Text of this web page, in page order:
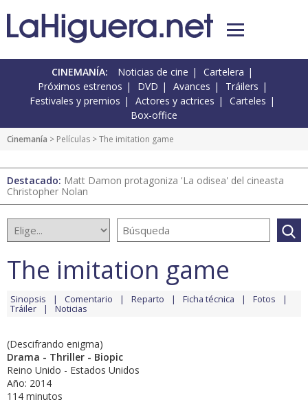
CINEMANÍA: Noticias de cine
Cartelera
Próximos estrenos
DVD Avances
Tráilers
Festivales y premios
Actores y actrices
Carteles
Box-office
Cinemanía > Películas > The imitation game
Destacado: Matt Damon protagoniza 'La odisea' del cineasta
Christopher Nolan
The imitation game
Sinopsis Comentario Reparto Ficha técnica Fotos
Tráiler Noticias
(Descifrando enigma)
Drama - Thriller - Biopic
Reino Unido - Estados Unidos
Año: 2014
114 minutos